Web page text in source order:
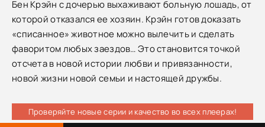
Бен Крэйн c дочерью выхаживают больную лошадь, от
которой отказался ее хозяин. Крэйн готов доказать
«списанное» животное можно вылечить и сделать
фаворитом любых заездов… Это становится точкой
отсчета в новой истории любви и привязанности,
новой жизни новой семьи и настоящей дружбы.
Проверяйте новые серии и качество во всех плеерах!